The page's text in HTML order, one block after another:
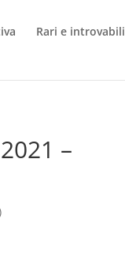
Rari e introvabili
–